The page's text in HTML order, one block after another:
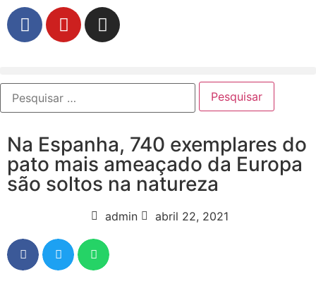
Na Espanha, 740 exemplares do
pato mais ameaçado da Europa
são soltos na natureza
admin abril 22, 2021